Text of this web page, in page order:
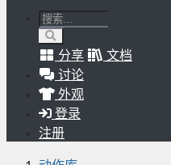
分享
文档
讨论
外观
登录
注册